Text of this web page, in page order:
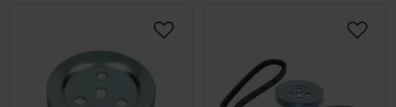
Lägg till i önskelista Lägg